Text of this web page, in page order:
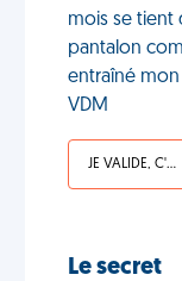
mois se tient
pantalon
entraîné
VDM
JE VALIDE, C'EST UNE VDM
Le secret